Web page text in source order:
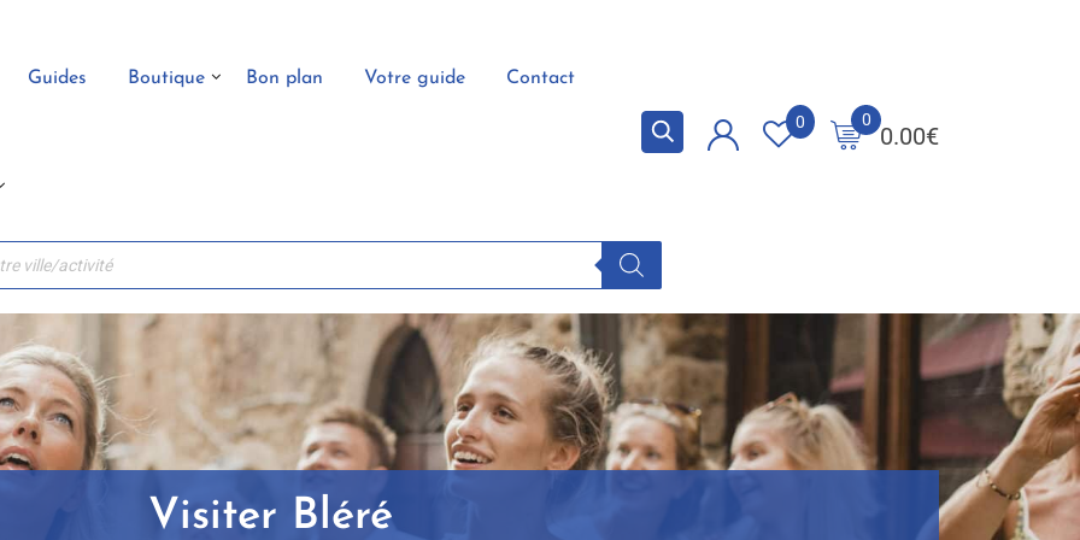
Guides Boutique Bon plan Votre guide Contact
0.00€
0
0
Visiter Bléré